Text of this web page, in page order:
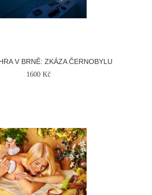
V BRNĚ: ZKÁZA ČERNOBYLU
1600 Kč